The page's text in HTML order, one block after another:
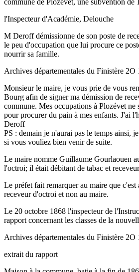
l'Inspecteur d'Académie, Delouche
M Deroff démissionne de son poste de
le peu d'occupation que lui procure ce
nourrir sa famille.
Archives départementales du Finistère 2O
Monsieur le maire, je vous prie de vous
Bourg afin de signer ma démission de
commune. Mes occupations à Plozévet ne
pour procurer du pain à mes enfants. J'ai
Deroff
PS : demain je n'aurai pas le temps ainsi,
si vous vouliez bien venir de suite.
Le maire nomme Guillaume Gourlaouen
l'octroi; il était débitant de tabac et
Le préfet fait remarquer au maire que
receveur d'octroi et non au maire.
Le 20 octobre 1868 l'inspecteur de
rapport concernant les classes de la
Archives départementales du Finistère 2O
extrait du rapport